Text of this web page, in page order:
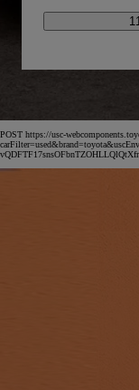
POST https://usc-